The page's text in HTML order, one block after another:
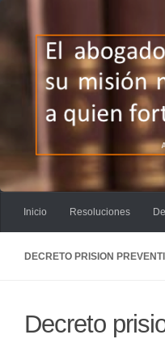
Inicio Resoluciones
DECRETO PRISION
Decreto